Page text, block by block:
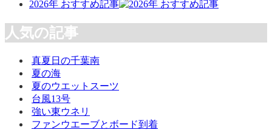
2026年 おすすめ記事
人気の記事
真夏日の千葉南
夏の海
夏のウエットスーツ
台風13号
強い東ウネリ
ファンウエーブとボード到着